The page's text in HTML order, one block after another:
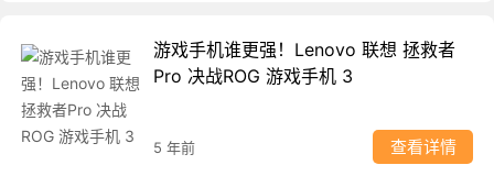
游戏手机谁更强！Lenovo 联想 拯救者
Pro 决战ROG 游戏手机 3
5 年前 查看详情